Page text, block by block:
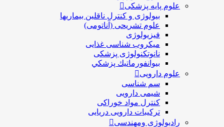
علوم پایه پزشکی
بیولوژی و کنترل ناقلین بیماریها
علوم تشریحی (آناتومی)
فیزیولوژی
ميكروب شناسی غذایی
نانوتکنولوژی پزشکی
بيوانفورماتيك پزشكي
علوم دارویی
سم شناسی
شیمی دارویی
کنترل مواد خوراکی
ترکیبات دارویی دریایی
رادیولوژی ومهندسی